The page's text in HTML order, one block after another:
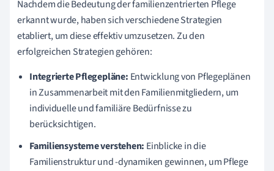
Nachdem die Bedeutung der familienzentrierten Pflege
erkannt wurde, haben sich verschiedene Strategien
etabliert, um diese effektiv umzusetzen. Zu den
erfolgreichen Strategien gehören:
Integrierte Pflegepläne: Entwicklung von Pflegeplänen
in Zusammenarbeit mit den Familienmitgliedern, um
individuelle und familiäre Bedürfnisse zu
berücksichtigen.
Familiensysteme verstehen: Einblicke in die
Familienstruktur und -dynamiken gewinnen, um Pflege